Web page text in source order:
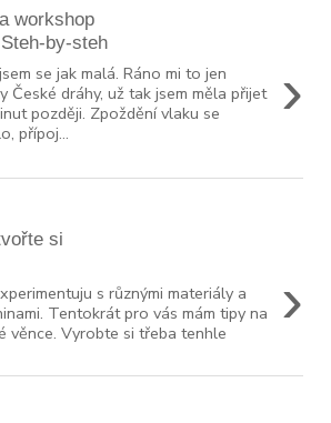
workshop
by-steh
›
se jak malá. Ráno mi to jen
České dráhy, už tak jsem měla přijet
později. Zpoždění vlaku se
přípoj...
si
›
s různými materiály a
Tentokrát pro vás mám tipy na
věnce. Vyrobte si třeba tenhle